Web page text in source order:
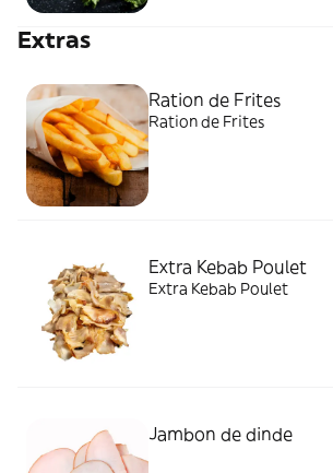
Extras
Ration de Frites
Ration de Frites
Extra Kebab Poulet
Extra Kebab Poulet
Jambon de dinde